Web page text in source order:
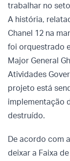
trabalhar no
A história,
Chanel 12 na
foi orquestrado
Major General
Atividades
projeto está
implementação
destruído.
De acordo com
deixar a Faixa